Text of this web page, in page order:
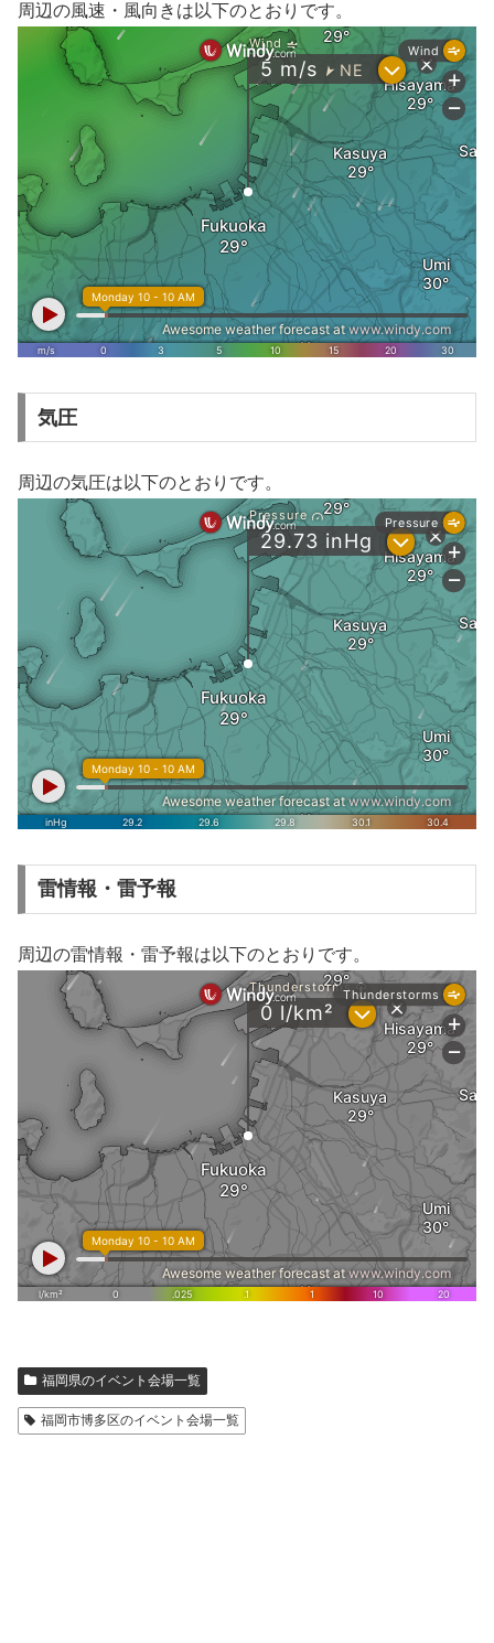
周辺の風速・風向きは以下のとおりです。
気圧
周辺の気圧は以下のとおりです。
雷情報・雷予報
周辺の雷情報・雷予報は以下のとおりです。
福岡県のイベント会場一覧
福岡市博多区のイベント会場一覧